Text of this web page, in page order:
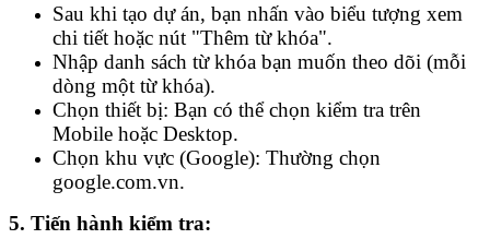
Sau khi tạo dự án, bạn nhấn vào biểu tượng xem
chi tiết hoặc nút "Thêm từ khóa".
Nhập danh sách từ khóa bạn muốn theo dõi (mỗi
dòng một từ khóa).
Chọn thiết bị: Bạn có thể chọn kiểm tra trên
Mobile hoặc Desktop.
Chọn khu vực (Google): Thường chọn
google.com.vn.
5. Tiến hành kiểm tra: